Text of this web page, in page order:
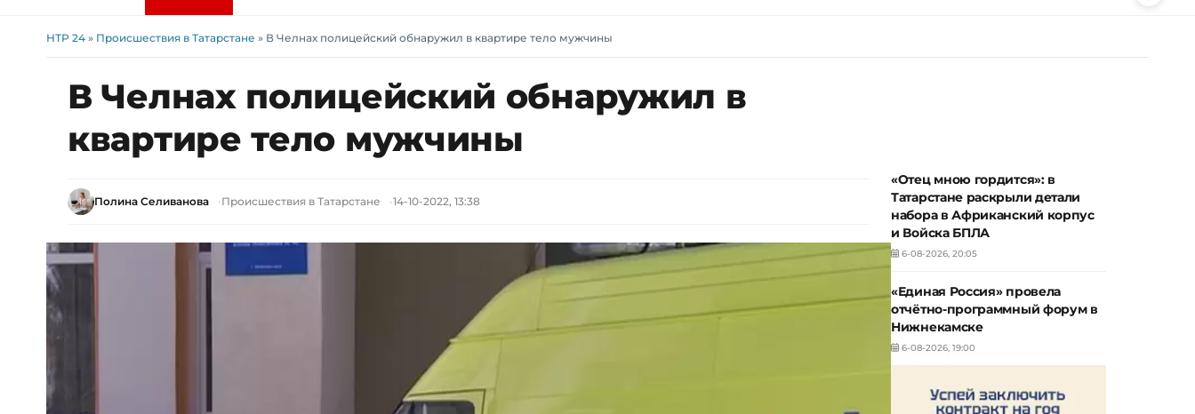
НТР 24 » Происшествия в Татарстане » В Челнах полицейский обнаружил в квартире тело мужчины
В Челнах полицейский обнаружил в
квартире тело мужчины
Полина Селиванова Происшествия в Татарстане 14-10-2022, 13:38
«Отец мною гордится»: в
Татарстане раскрыли детали
набора в Африканский корпус
и Войска БПЛА
6-08-2026, 20:05
«Единая Россия» провела
отчётно-программный форум в
Нижнекамске
6-08-2026, 19:00